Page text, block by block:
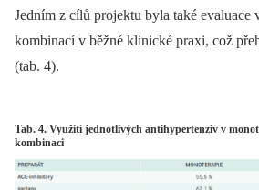
Jedním z cílů projektu byla také
kombinací v běžné klinické praxi, což
(tab. 4).
Tab. 4. Využití jednotlivých antihypertenziv v
kombinaci